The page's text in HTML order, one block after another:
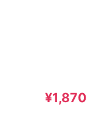
¥1,870